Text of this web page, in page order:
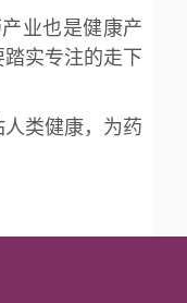
业也是健康产
实专注的走下
类健康，为药